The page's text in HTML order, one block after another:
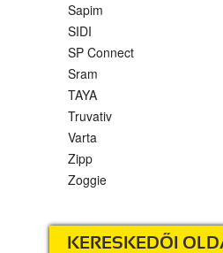
Sapim
SIDI
SP Connect
Sram
TAYA
Truvativ
Varta
Zipp
Zoggie
KERESKEDŐI